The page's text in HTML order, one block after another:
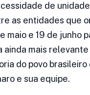
de
as entidades que
maio e 19 de junho
ainda mais
do povo brasileiro
e sua equipe.